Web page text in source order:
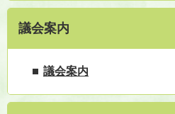
議会案内
議会案内